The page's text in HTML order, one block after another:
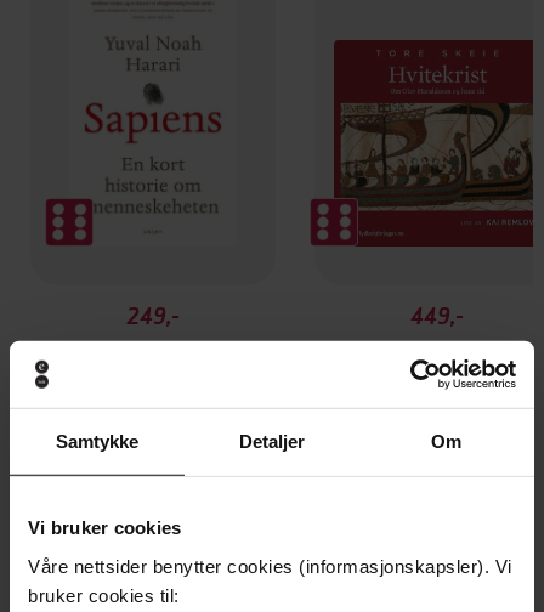
Samtykke Detaljer Om
Vi bruker cookies
Våre nettsider benytter cookies (informasjonskapsler). Vi
bruker cookies til:
249,-
Sapiens
EBOK
449,-
Hvitekrist
Tore Skeie
LYDBOK
Undertittel håndbok i politisk gjennomslag
Forfattere